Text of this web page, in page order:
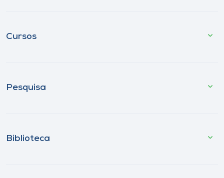
Cursos
Pesquisa
Biblioteca